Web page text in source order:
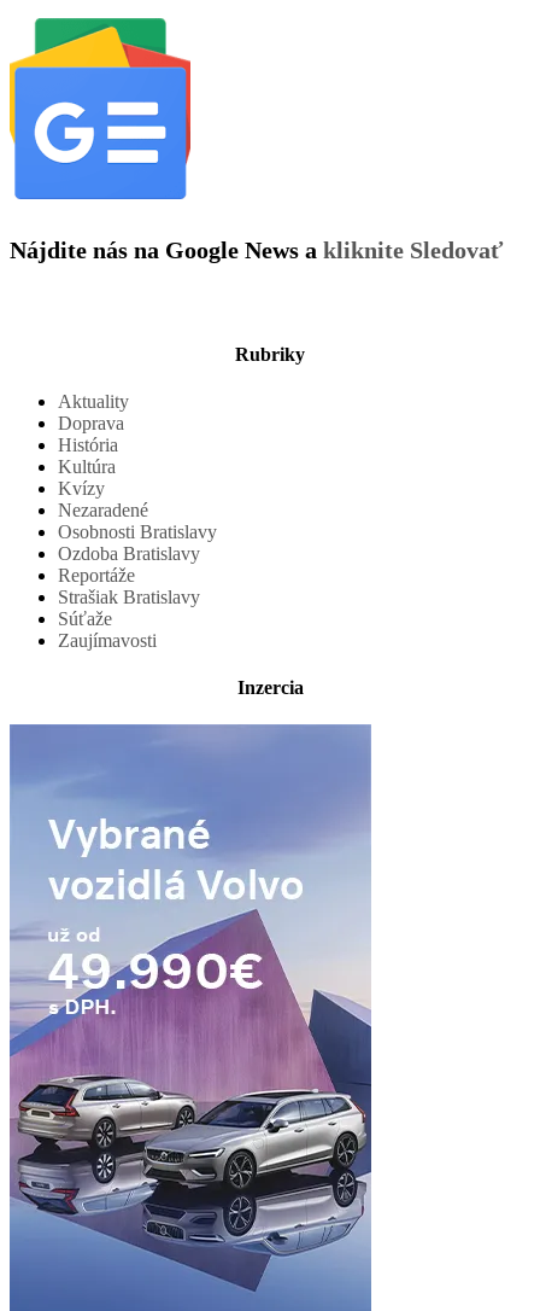
Nájdite nás na Google News a kliknite Sledovať
Rubriky
Aktuality
Doprava
História
Kultúra
Kvízy
Nezaradené
Osobnosti Bratislavy
Ozdoba Bratislavy
Reportáže
Strašiak Bratislavy
Súťaže
Zaujímavosti
Inzercia